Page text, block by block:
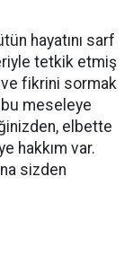
hayatını sarf
tetkik etmiş
ve fikrini sormak
bu meseleye
elbette
hakkım var.
sizden